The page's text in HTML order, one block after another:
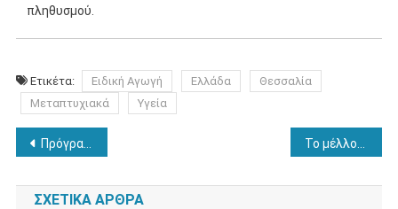
πληθυσμού.
Ετικέτα: Ειδική Αγωγή Ελλάδα
Θεσσαλία
Μεταπτυχιακά
Υγεία
Πλοήγηση
άρθρων
Πρόγραμμα Δήμου Θεσσαλονίκης: “Συνοδεία Υπερηλίκων”
ΣΧΕΤΙΚΆ ΆΡΘΡΑ